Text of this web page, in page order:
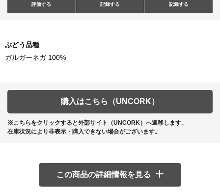
評価する
記録する
記録する
ぶどう品種
ガルガーネガ 100%
購入はこちら（UNCORK）
※こちらをクリックすると外部サイト（UNCORK）へ遷移します。
在庫状況により非表示・購入できない場合がございます。
この商品の詳細情報を見る